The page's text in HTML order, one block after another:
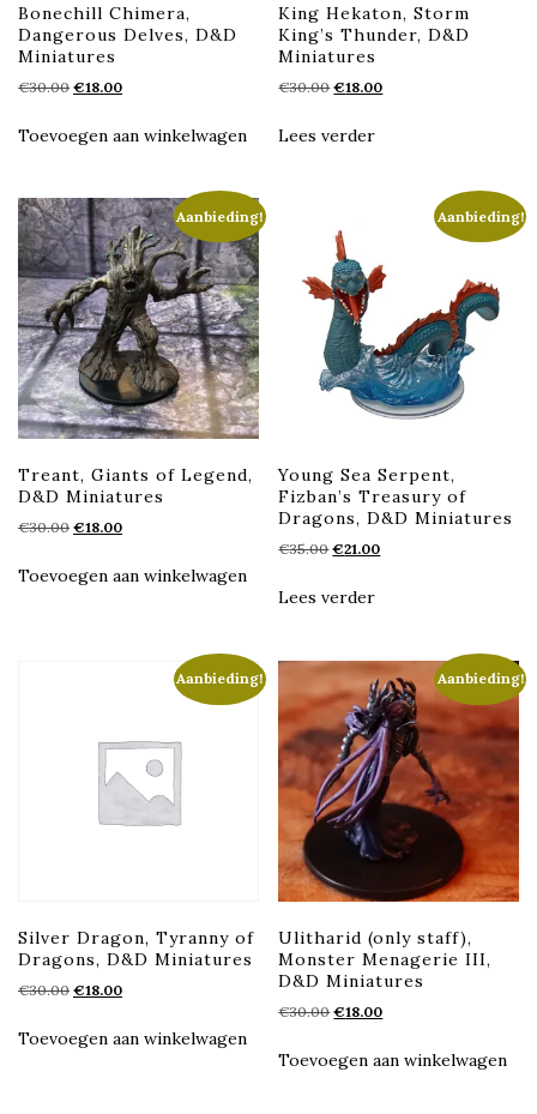
Bonechill Chimera,
Dangerous Delves, D&D
Miniatures
€30.00 Oorspronkelijke
was:
€18.00Huidige
is:
Toevoegen aan winkelwagen
King Hekaton, Storm
King’s Thunder, D&D
Miniatures
€30.00Oorspronkelijke
was:
€18.00Huidige
Lees verder
Aanbieding!
Treant, Giants of Legend,
D&D Miniatures
€30.00 Oorspronkelijke
was:
€18.00Huidige
is:
Toevoegen aan winkelwagen
Aanbieding!
Young Sea Serpent,
Fizban’s Treasury of
Dragons, D&D Miniatures
€35.00Oorspronkelijke
was:
€21.00Huidige
Lees verder
Aanbieding!
Silver Dragon, Tyranny of
Dragons, D&D Miniatures
€30.00 Oorspronkelijke
was:
€18.00Huidige
is:
Toevoegen aan winkelwagen
Aanbieding!
Ulitharid (only staff),
Monster Menagerie III,
D&D Miniatures
€30.00Oorspronkelijke
was:
€18.00Huidige
is:
Toevoegen aan winkelwagen